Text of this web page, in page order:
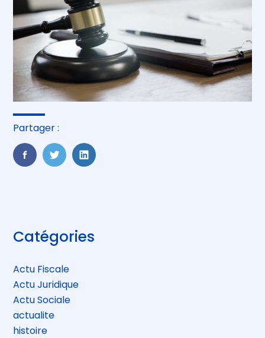
Partager :
FaceBook
TwitterLinkedIn
Blog
sidebar
Catégories
Actu Fiscale
Actu Juridique
Actu Sociale
actualite
histoire